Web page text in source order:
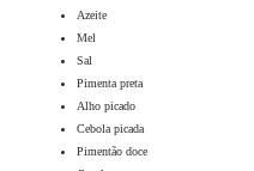
Azeite
Mel
Sal
Pimenta preta
Alho picado
Cebola picada
Pimentão doce